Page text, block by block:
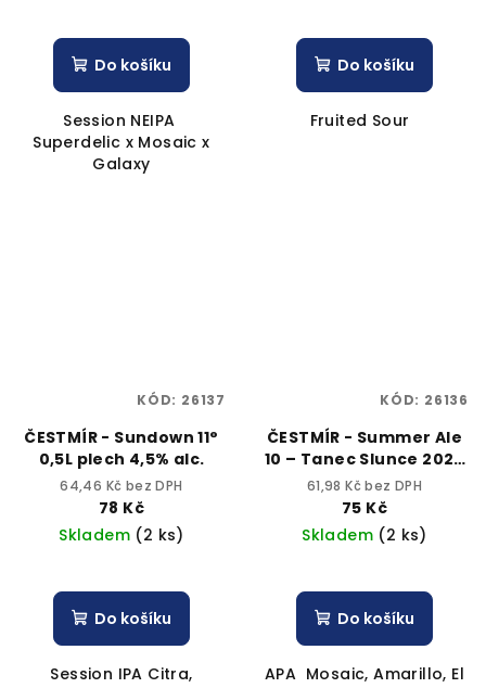
Do košíku
Session NEIPA
Superdelic x Mosaic x
Galaxy
Do košíku
Fruited Sour
ČESTMÍR - Sundown 11°
0,5L plech 4,5% alc.
64,46 Kč bez DPH
78 Kč
Skladem (2 ks)
Do košíku
Session IPA Citra,
KÓD: 26137
ČESTMÍR - Summer Ale
10 – Tanec Slunce 2026
0,5L plech 4,2% alc.
61,98 Kč bez DPH
75 Kč
Skladem (2 ks)
Do košíku
APA Mosaic, Amarillo, El
KÓD: 26136